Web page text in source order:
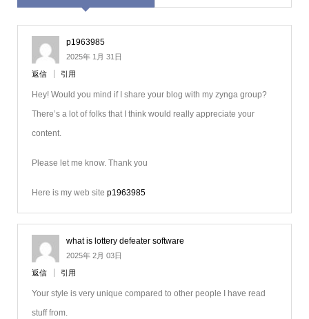
p1963985
2025年 1月 31日
返信 引用
Hey! Would you mind if I share your blog with my zynga group?
There’s a lot of folks that I think would really appreciate your
content.
Please let me know. Thank you
Here is my web site p1963985
what is lottery defeater software
2025年 2月 03日
返信 引用
Your style is very unique compared to other people I have read
stuff from.